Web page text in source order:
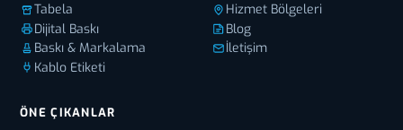
Tabela
Dijital Baskı
Baskı & Markalama
Kablo Etiketi
Hizmet Bölgeleri
Blog
İletişim
ÖNE ÇIKANLAR